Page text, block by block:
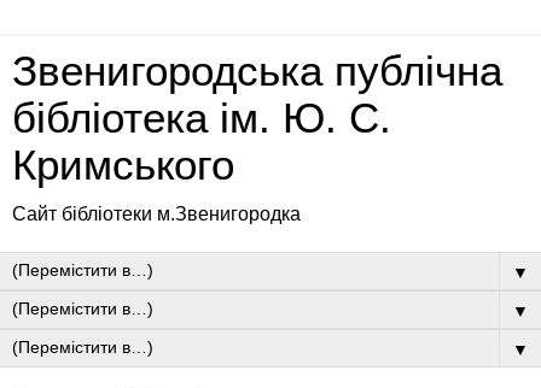
Звенигородська публічна
бібліотека ім. Ю. С.
Кримського
Сайт бібліотеки м.Звенигородка
▼
▼
▼